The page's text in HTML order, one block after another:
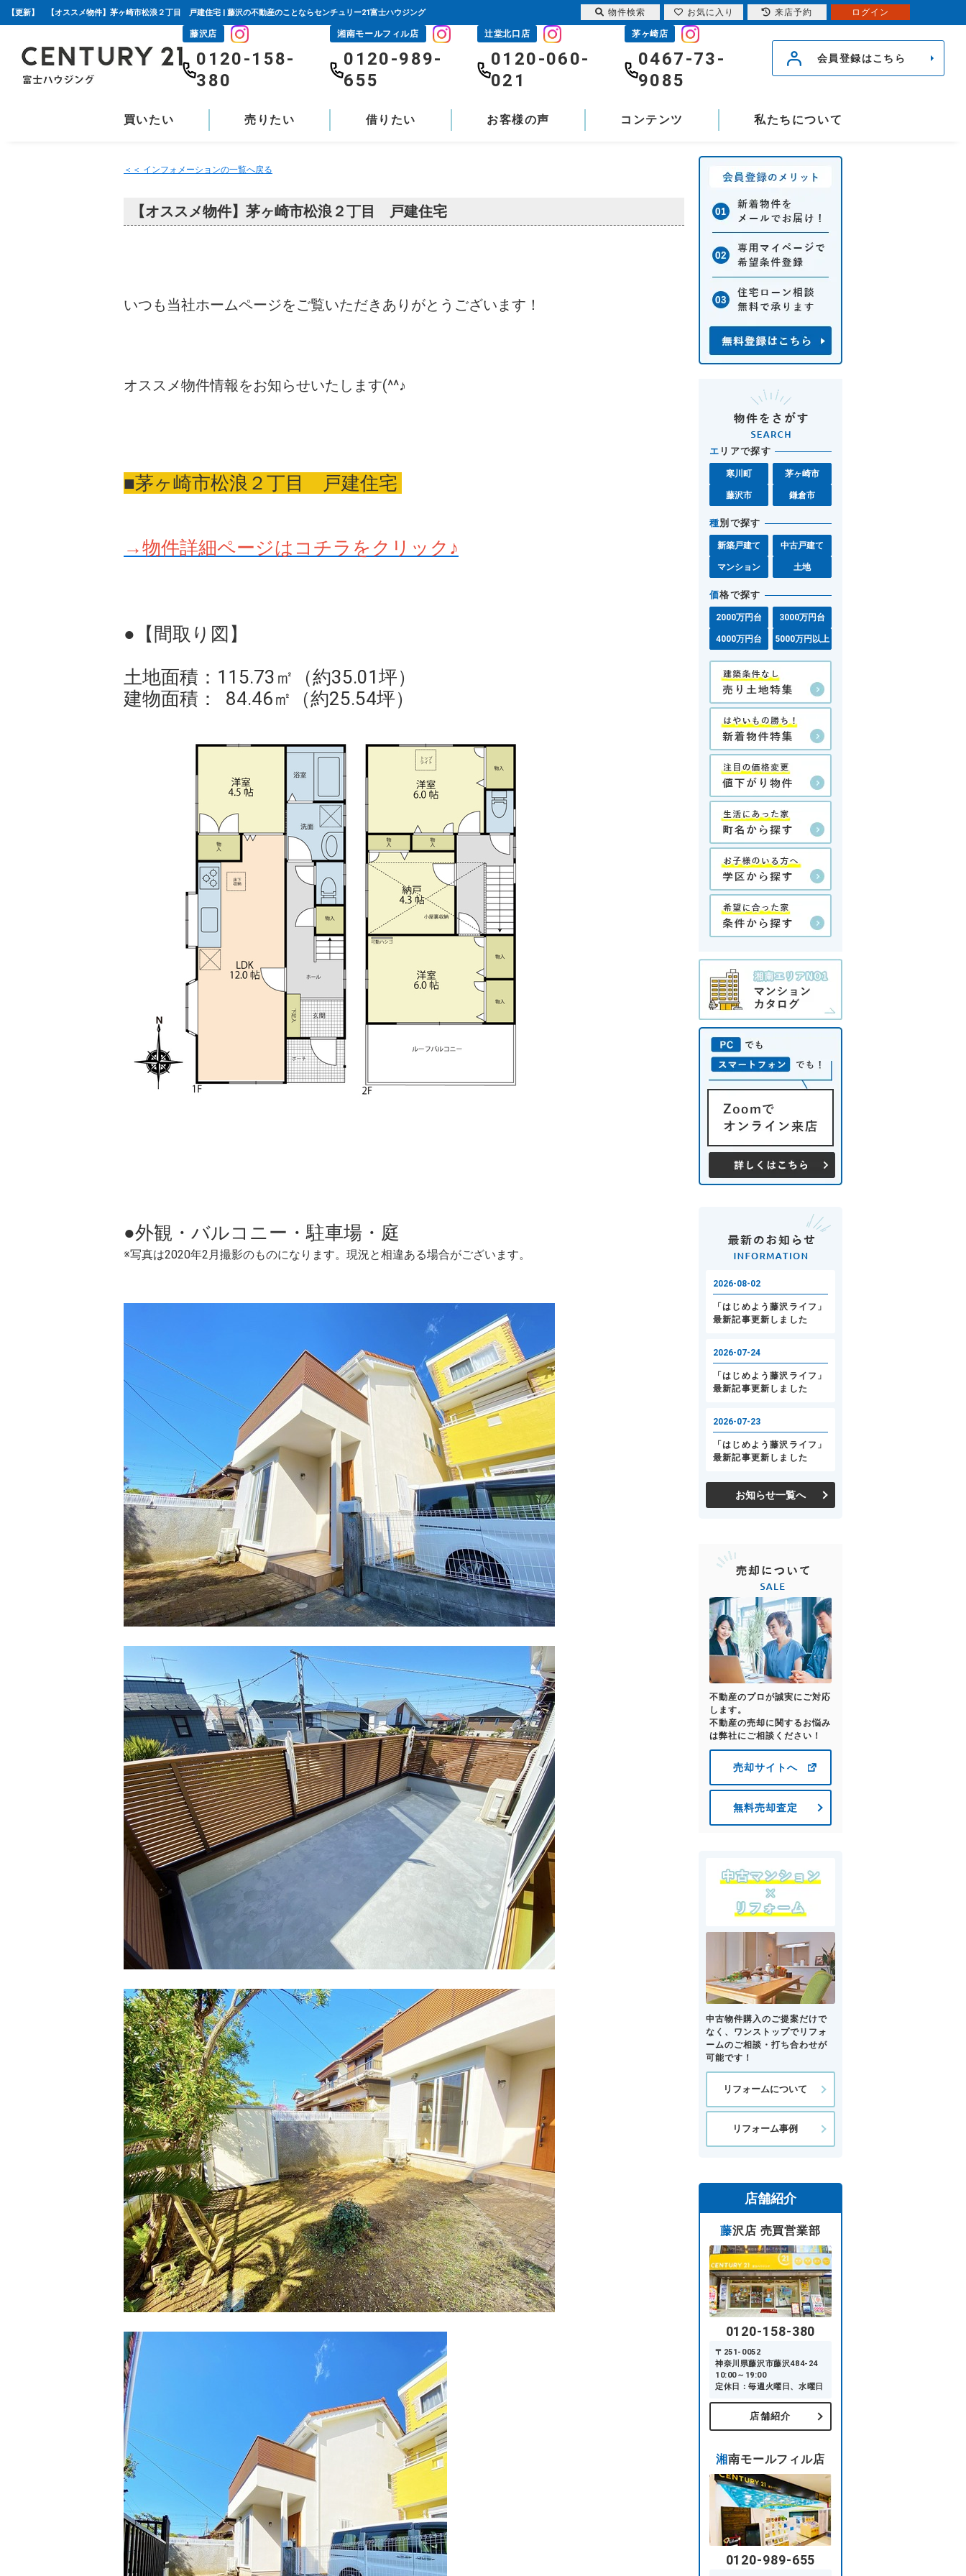
【更新】 【オススメ物件】茅ヶ崎市松浪２丁目 戸建住宅 | 藤沢の不動産のことならセンチュリー21富士ハウジング
藤沢店
0120-158-
380
湘南モールフィル店
0120-989-
655
辻堂北口店
0120-060-
021
茅ヶ崎店
0467-73-
9085
会員登録はこちら
買いたい 売りたい 借りたい お客様の声 コンテンツ 私たちについて
＜＜ インフォメーションの一覧へ戻る
【オススメ物件】茅ヶ崎市松浪２丁目 戸建住宅
いつも当社ホームページをご覧いただきありがとうございます！
オススメ物件情報をお知らせいたします(^^♪
■茅ヶ崎市松浪２丁目 戸建住宅
→物件詳細ページはコチラをクリック♪
●【間取り図】
土地面積：115.73㎡（約35.01坪）
建物面積： 84.46㎡（約25.54坪）
●外観・バルコニー・駐車場・庭
※写真は2020年2月撮影のものになります。現況と相違ある場合がございます。
エ リアで探す
寒川町 茅ヶ崎市
藤沢市 鎌倉市
種別で探す
新築戸建て 中古戸建て
マンション 土地
価格で探す
2000万円台 3000万円台
4000万円台 5000万円以上
お知らせ一覧へ
不動産のプロが誠実にご対応
します。
不動産の売却に関するお悩み
は弊社にご相談ください！
売却サイトへ
無料売却査定
中古物件購入のご提案だけで
なく、ワンストップでリフォ
ームのご相談・打ち合わせが
可能です！
リフォームについて
リフォーム事例
店舗紹介
藤沢店 売買営業部
0120-158-380
〒251-0052
神奈川県藤沢市藤沢484-24
10:00～19:00
定休日：毎週火曜日、水曜日
店舗紹介
湘南モールフィル店
0120-989-655
物件検索 お気に入り 来店予約 ログイン